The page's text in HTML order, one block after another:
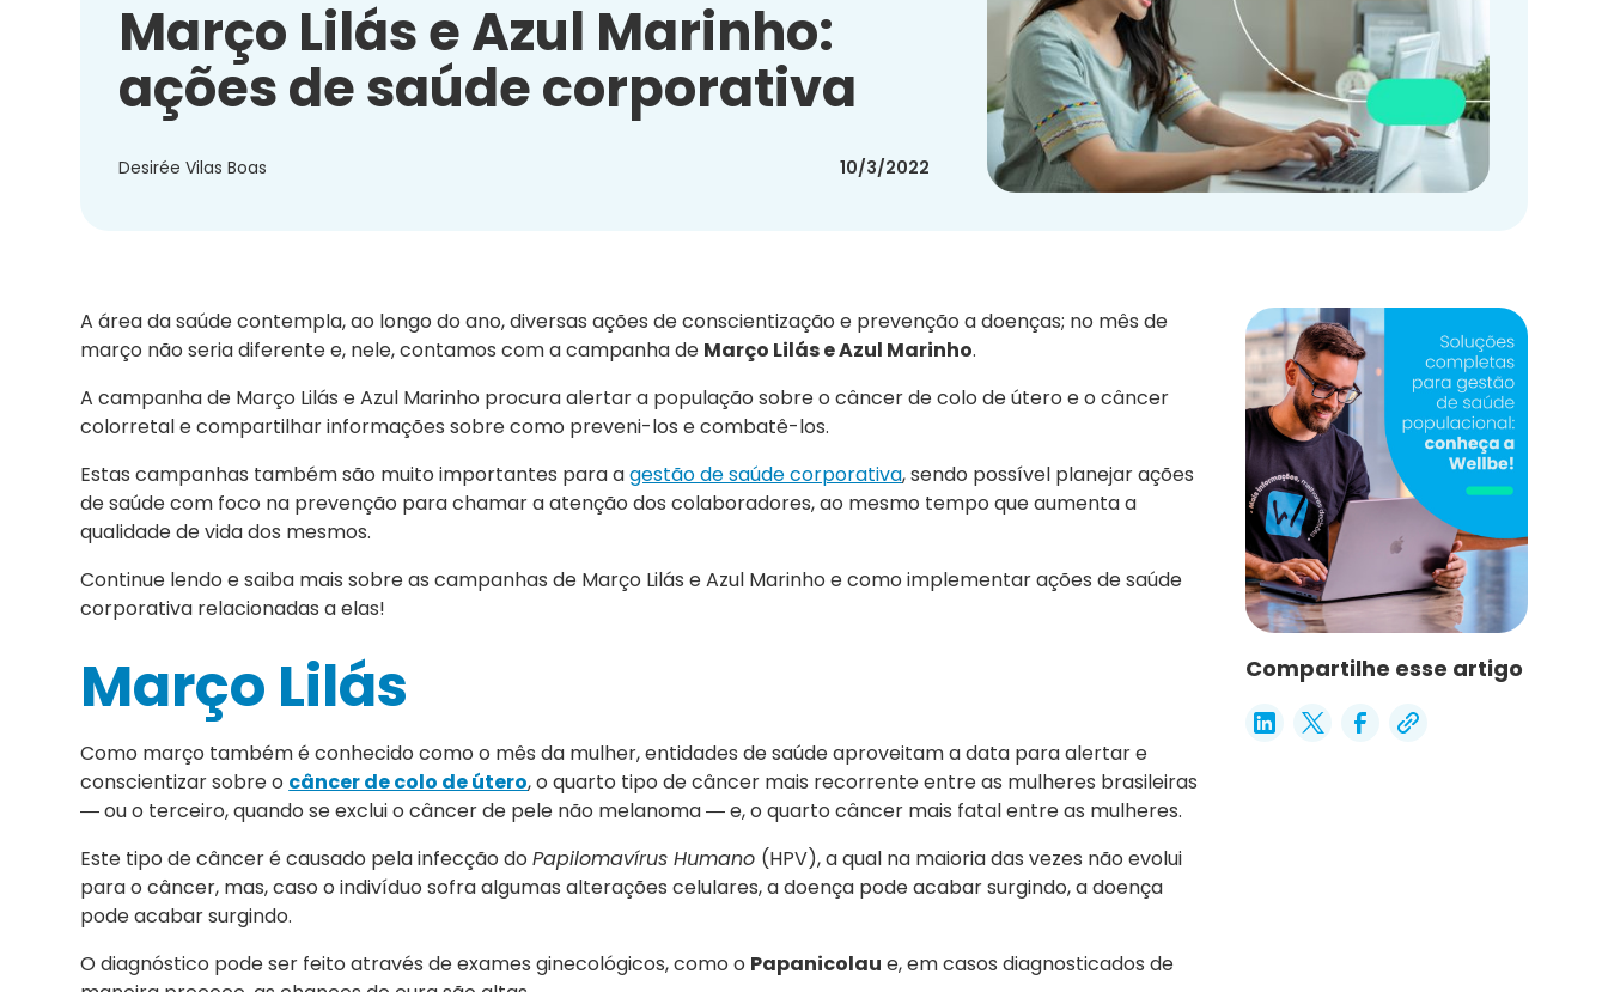
Março Lilás e Azul Marinho:
ações de saúde corporativa
Desirée Vilas Boas 10/3/2022
A área da saúde contempla, ao longo do ano, diversas ações de conscientização e prevenção a doenças; no mês de
março não seria diferente e, nele, contamos com a campanha de Março Lilás e Azul Marinho.
A campanha de Março Lilás e Azul Marinho procura alertar a população sobre o câncer de colo de útero e o câncer
colorretal e compartilhar informações sobre como preveni-los e combatê-los.
Estas campanhas também são muito importantes para agestão de saúde corporativa, sendo possível planejar ações
de saúde com foco na prevenção para chamar a atenção dos colaboradores, ao mesmo tempo que aumenta a
qualidade de vida dos mesmos.
Continue lendo e saiba mais sobre as campanhas de Março Lilás e Azul Marinho e como implementar ações de saúde
corporativa relacionadas a elas!
Março Lilás
Como março também é conhecido como o mês da mulher, entidades de saúde aproveitam a data para alertar e
conscientizar sobre o câncer de colo de útero, o quarto tipo de câncer mais recorrente entre as mulheres brasileiras
― ou o terceiro, quando se exclui o câncer de pele não melanoma ― e, o quarto câncer mais fatal entre as mulheres.
Este tipo de câncer é causado pela infecção doPapilomavírus Humano (HPV), a qual na maioria das vezes não evolui
para o câncer, mas, caso o indivíduo sofra algumas alterações celulares, a doença pode acabar surgindo, a doença
pode acabar surgindo.
O diagnóstico pode ser feito através de exames ginecológicos, como o Papanicolau e, em casos diagnosticados de
Compartilhe esse artigo